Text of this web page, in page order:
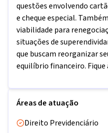
questões envolvendo
e cheque especial.
viabilidade para
situações de
que buscam reorganizar
equilíbrio financeiro.
Áreas de atuação
Direito Previdenciário